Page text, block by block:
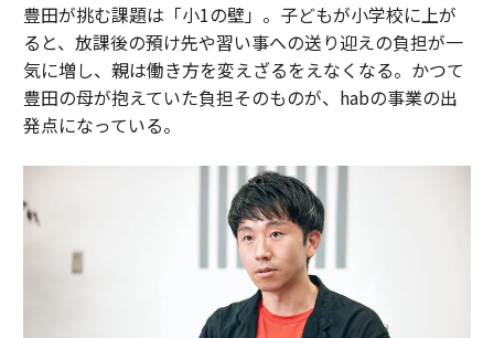
豊田が挑む課題は「小1の壁」。子どもが小学校に上が
ると、放課後の預け先や習い事への送り迎えの負担が一
気に増し、親は働き方を変えざるをえなくなる。かつて
豊田の母が抱えていた負担そのものが、habの事業の出
発点になっている。